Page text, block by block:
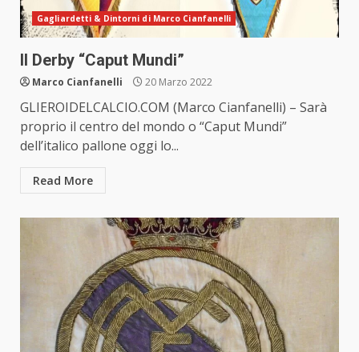
Gagliardetti & Dintorni di Marco Cianfanelli
Il Derby “Caput Mundi”
Marco Cianfanelli 20 Marzo 2022
GLIEROIDELCALCIO.COM (Marco Cianfanelli) – Sarà
proprio il centro del mondo o “Caput Mundi”
dell’italico pallone oggi lo...
Read More